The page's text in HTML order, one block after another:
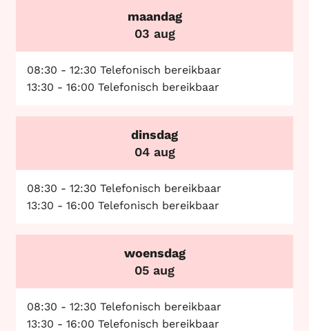
maandag
03 aug
08:30 - 12:30 Telefonisch bereikbaar
13:30 - 16:00 Telefonisch bereikbaar
dinsdag
04 aug
08:30 - 12:30 Telefonisch bereikbaar
13:30 - 16:00 Telefonisch bereikbaar
woensdag
05 aug
08:30 - 12:30 Telefonisch bereikbaar
13:30 - 16:00 Telefonisch bereikbaar